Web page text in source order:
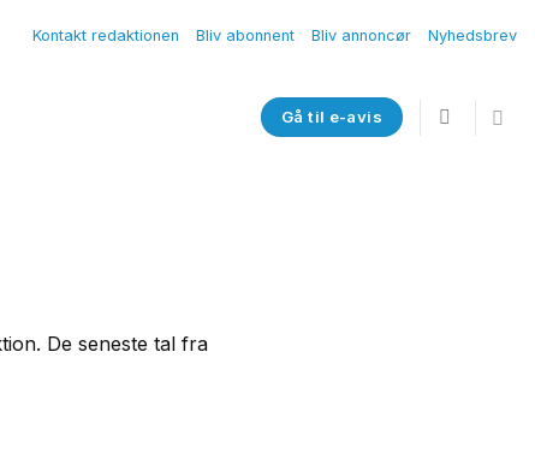
Kontakt redaktionen Bliv abonnent Bliv annoncør Nyhedsbrev
Gå til e-avis
De seneste tal fra